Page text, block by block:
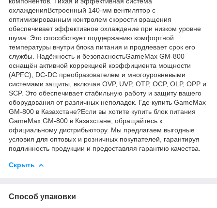
охлажденияВстроенный 140-мм вентилятор с
оптимизированным контролем скорости вращения
обеспечивает эффективное охлаждение при низком уровне
шума. Это способствует поддержанию комфортной
температуры внутри блока питания и продлевает срок его
службы. Надёжность и безопасностьGameMax GM-800
оснащён активной коррекцией коэффициента мощности
(APFC), DC-DC преобразователем и многоуровневыми
системами защиты, включая OVP, UVP, OTP, OCP, OLP, OPP и
SCP. Это обеспечивает стабильную работу и защиту вашего
оборудования от различных неполадок. Где купить GameMax
GM-800 в Казахстане?Если вы хотите купить блок питания
GameMax GM-800 в Казахстане, обращайтесь к
официальному дистрибьютору. Мы предлагаем выгодные
условия для оптовых и розничных покупателей, гарантируя
подлинность продукции и предоставляя гарантию качества.
Скрыть
Способ упаковки